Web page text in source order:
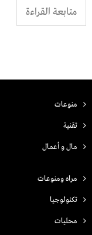
متابعة القراءة
منوعات
تقنية
مال و أعمال
مراه ومنوعات
تكنولوجيا
محليات